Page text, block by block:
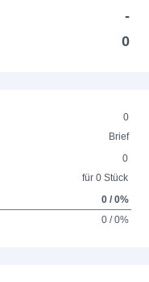
-
0
0
Brief
0
für 0 Stück
0 / 0%
0 / 0%